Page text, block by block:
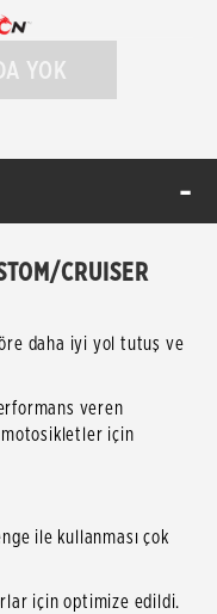
YOK
CRUISER
daha iyi yol tutuş ve
veren
için
ile kullanması çok
için optimize edildi.